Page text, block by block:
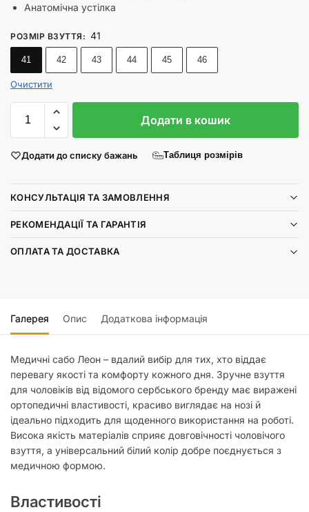
Анатомічна устілка
РОЗМІР ВЗУТТЯ : 41
41 42 43 44 45 46
Очистити
Додати в кошик
Додати до списку бажань Таблиця розмірів
КОНСУЛЬТАЦІЯ ТА ЗАМОВЛЕННЯ
РЕКОМЕНДАЦІЇ ТА ГАРАНТІЯ
ОПЛАТА ТА ДОСТАВКА
Галерея Опис Додаткова інформація
Медичні сабо Леон – вдалий вибір для тих, хто віддає
перевагу якості та комфорту кожного дня. Зручне взуття
для чоловіків від відомого сербського бренду має виражені
ортопедичні властивості, красиво виглядає на нозі й
ідеально підходить для щоденного використання на роботі.
Висока якість матеріалів сприяє довговічності чоловічого
взуття, а універсальний білий колір добре поєднується з
медичною формою.
Властивості